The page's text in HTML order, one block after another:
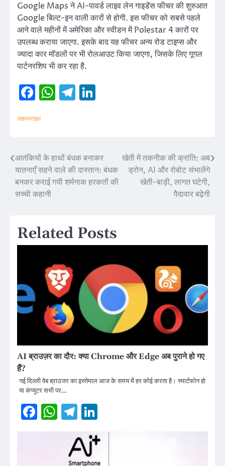
Google Maps ने AI-पावर्ड लाइव लेन गाइडेंस फीचर की शुरुआत
Google बिल्ट-इन वाली कारों से होगी. इस फीचर को सबसे पहले
आने वाले महीनों में अमेरिका और स्वीडन में Polestar 4 कारों पर
उपलब्ध कराया जाएगा. इसके बाद यह फीचर अन्य रोड टाइप्स और
ज्यादा कार मॉडलों पर भी रोलआउट किया जाएगा, जिसके लिए गूगल
पार्टनरशिप भी कर रहा है.
Facebook
WhatsApp
Telegram
लाइफस्टाइल
Post
navigation
आतंकियों के हाथों बंधक बनाकर
यातनाएँ सहने वाले की दास्तान: बंधक
बनकर कराई गयी शर्मनाक हरकतों की
सच्ची कहानी
खेती में तकनीक की क्रांति: अब
ड्रोन, AI और रोबोट संभालेंगे
खेती-बाड़ी, लागत घटेगी,
पैदावार बढ़ेगी
Related Posts
AI ब्राउज़र का दौर: क्या Chrome और Edge अब पुराने हो गए
हैं?
नई दिल्ली वेब ब्राउजर का इस्तेमाल आज के समय में हर कोई करता है। स्मार्टफोन हो
या कंप्यूटर सभी पर…
Facebook
WhatsApp
Telegram